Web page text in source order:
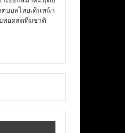
ตบอลไทยเดินหน้า
ทอดสดทีมชาติ